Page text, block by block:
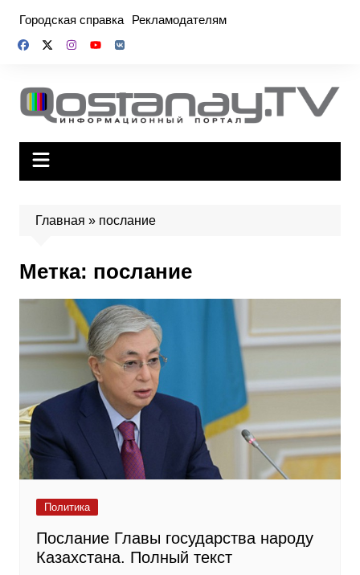
содержимому
Городская справка Рекламодателям
Главная » послание
Метка: послание
Политика
Послание Главы государства народу
Казахстана. Полный текст